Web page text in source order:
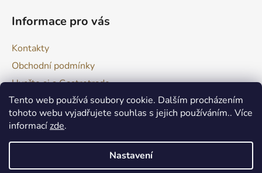
Tento web používá soubory cookie. Dalším procházením
tohoto webu vyjadřujete souhlas s jejich používáním.. Více
informacízde.
Nastavení
Informace pro vás
Kontakty
Obchodní podmínky
Uvařte si s Gastrotrade
Naše produkty - Tipy a triky
Reklamace zboží